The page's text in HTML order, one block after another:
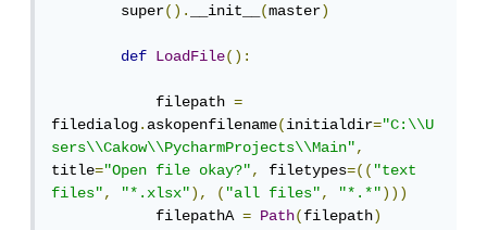
        super
(). __init__(master)
def LoadFile():
            filepath
=
filedialog.askopenfilename(initialdir="C:\\U
sers\\Cakow\\PycharmProjects\\Main",
title="Open file okay?", filetypes=(("text
files", "*.xlsx"), ("all files", "*.*")))
            filepathA
= Path(filepath)